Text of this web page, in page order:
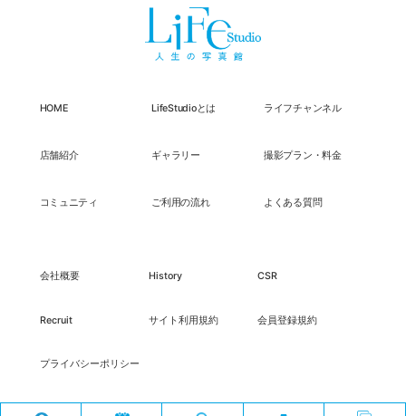
HOME LifeStudioとは ライフチャンネル
店舗紹介 ギャラリー 撮影プラン・料金
コミュニティ ご利用の流れ よくある質問
会社概要 History CSR
Recruit サイト利用規約 会員登録規約
プライバシーポリシー